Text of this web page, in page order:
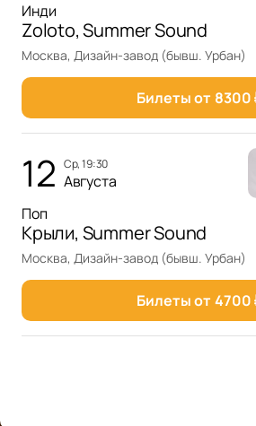
Инди
Zoloto, Summer Sound
Москва, Дизайн-завод (бывш. Урбан)
Билеты от 8300
12 ср, 19:30
Августа
Поп
Крыли, Summer Sound
Москва, Дизайн-завод (бывш. Урбан)
Билеты от4700